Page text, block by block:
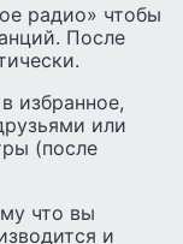
радио» чтобы
После
избранное,
или
(после
что вы
и